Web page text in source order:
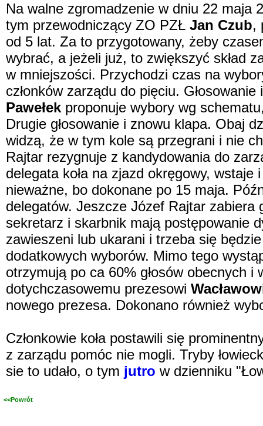
Na walne zgromadzenie w dniu 22 maja
tym przewodniczący ZO PZŁ Jan Czub,
od 5 lat. Za to przygotowany, żeby
wybrać, a jeżeli już, to zwiększyć skład
w mniejszości. Przychodzi czas na
członków zarządu do pięciu.
Pawełek proponuje wybory wg
Drugie głosowanie i znowu klapa. Obaj
widzą, że w tym kole są przegrani i nie
Rajtar rezygnuje z kandydowania do
delegata koła na zjazd okręgowy,
nieważne, bo dokonane po 15 maja.
delegatów. Jeszcze Józef Rajtar zabiera
sekretarz i skarbnik mają postępowanie
zawieszeni lub ukarani i trzeba się
dodatkowych wyborów. Mimo tego
otrzymują po ca 60% głosów obecnych
dotychczasowemu prezesowi
nowego prezesa. Dokonano również
Członkowie koła postawili się
z zarządu pomóc nie mogli. Tryby
sie to udało, o tym jutro w dzienniku
<<Powrót